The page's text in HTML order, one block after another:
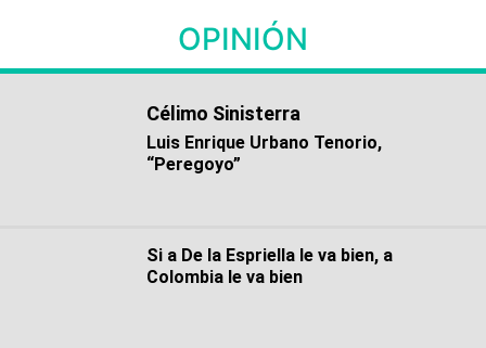
OPINIÓN
Célimo Sinisterra
Luis Enrique Urbano Tenorio,
“Peregoyo”
Si a De la Espriella le va bien, a
Colombia le va bien